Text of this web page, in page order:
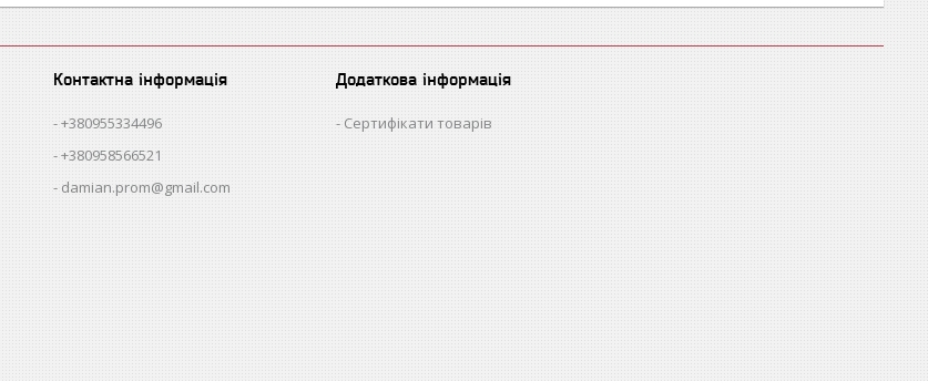
Контактна інформація
+380955334496
+380958566521
damian.prom@gmail.com
Додаткова інформація
Сертифікати товарів